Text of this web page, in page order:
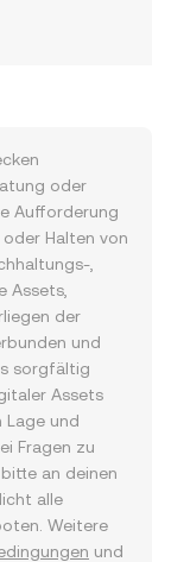
oder
Aufforderung
Halten von
,
Assets,
der
und
sorgfältig
Assets
Lage und
Fragen zu
an deinen
alle
Weitere
und